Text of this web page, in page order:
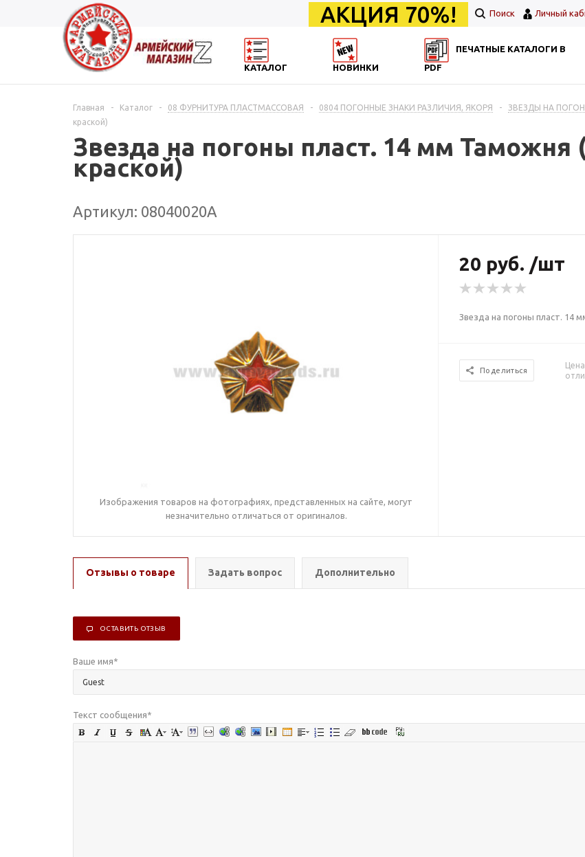
АКЦИЯ 70%! Поиск Личный
КАТАЛОГ НОВИНКИ
ПЕЧАТНЫЕ КАТАЛОГИ В
PDF
Главная - Каталог - 08 ФУРНИТУРА ПЛАСТМАССОВАЯ - 0804 ПОГОННЫЕ ЗНАКИ РАЗЛИЧИЯ, ЯКОРЯ - ЗВЕЗДЫ НА
краской)
Звезда на погоны пласт. 14 мм Таможня
краской)
Артикул: 08040020А
Изображения товаров на фотографиях, представленных на сайте, могут
незначительно отличаться от оригиналов.
20 руб. /шт
Звезда на погоны пласт. 14
Поделиться
Отзывы о товаре Задать вопрос Дополнительно
ОСТАВИТЬ ОТЗЫВ
Ваше имя*
Текст сообщения*